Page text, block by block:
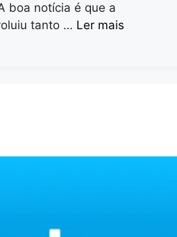
boa notícia é que a
tanto … Ler mais